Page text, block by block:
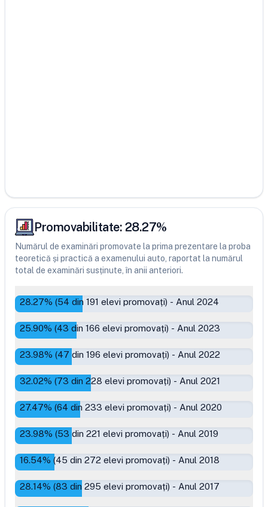
Promovabilitate: 28.27%
Numărul de examinări promovate la prima prezentare la proba
teoretică și practică a examenului auto, raportat la numărul
total de examinări susținute, în anii anteriori.
28.27% (54 din 191 elevi promovați) - Anul 2024
25.90% (43 din 166 elevi promovați) - Anul 2023
23.98% (47 din 196 elevi promovați) - Anul 2022
32.02% (73 din 228 elevi promovați) - Anul 2021
27.47% (64 din 233 elevi promovați) - Anul 2020
23.98% (53 din 221 elevi promovați) - Anul 2019
16.54% (45 din 272 elevi promovați) - Anul 2018
28.14% (83 din 295 elevi promovați) - Anul 2017